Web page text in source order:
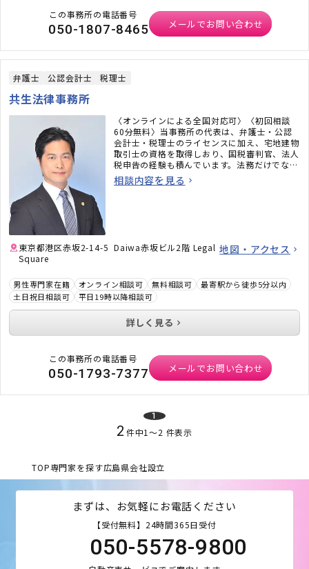
この事務所の電話番号
050-1807-8465 メールでお問い合わせ
弁護士 公認会計士 税理士
共生法律事務所
〈オンラインによる全国対応可〉〈初回相談
60分無料〉当事務所の代表は、弁護士・公認
会計士・税理士のライセンスに加え、宅地建物
取引士の資格を取得しおり、国税審判官、法人
税申告の経験も積んでいます。法務だけでな
く、税務のことまで考えた包括的なサポートを
ご提供いたします。不動産・相続でお困りの
相談内容を見る
東京都港区赤坂2-14-5 Daiwa赤坂ビル2階 Legal
Square
地図・アクセス
男性専門家在籍 オンライン相談可 無料相談可
最寄駅から徒歩5分以内
土日祝日相談可
平日19時以降相談可
詳しく見る
この事務所の電話番号
050-1793-7377 メールでお問い合わせ
1
2 件中1〜2 件表示
TOP専門家を探す広島県会社設立
まずは、お気軽にお電話ください
【受付無料】24時間365日受付
050-5578-9800